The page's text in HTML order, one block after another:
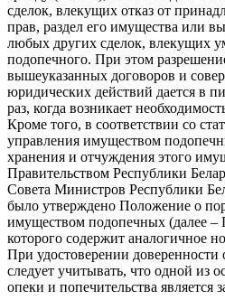
сделок, влекущих отказ от
прав, раздел его имущества или
любых других сделок, влекущих
подопечного. При этом
вышеуказанных договоров и
юридических действий дается в
раз, когда возникает
Кроме того, в соответствии со
управления имуществом
хранения и отчуждения этого
Правительством Республики
Совета Министров Республики
было утверждено Положение о
имуществом подопечных (далее –
которого содержит аналогичное
При удостоверении доверенности
следует учитывать, что одной из
опеки и попечительства является